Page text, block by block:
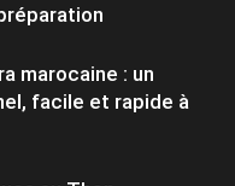
marocaine : un
facile et rapide à